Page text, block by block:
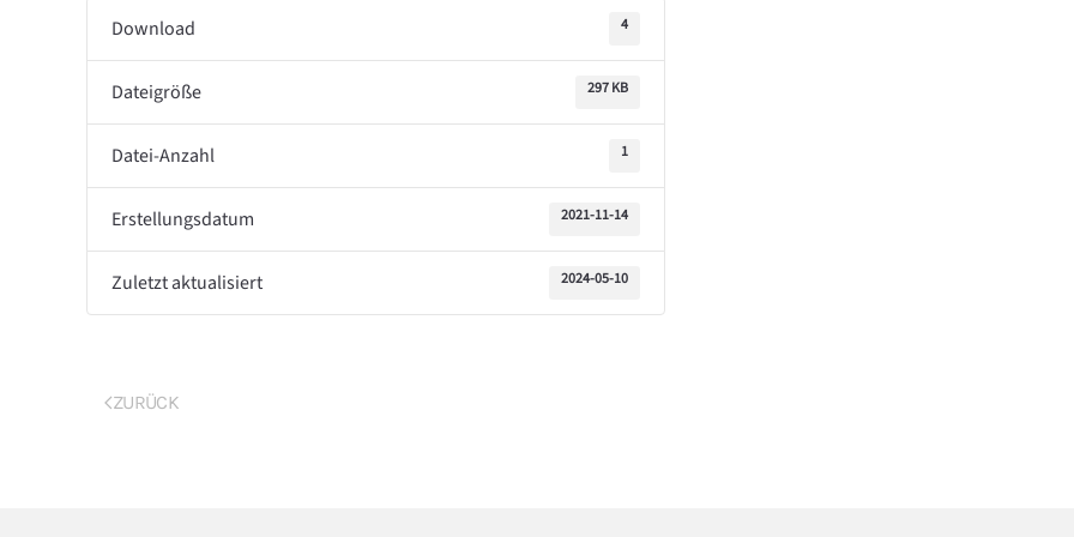
Download 4
Dateigröße 297 KB
Datei-Anzahl 1
Erstellungsdatum 2021-11-14
Zuletzt aktualisiert 2024-05-10
ZURÜCK